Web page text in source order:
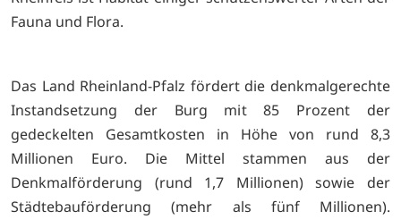
Fauna und Flora.
Das Land Rheinland-Pfalz fördert die denkmalgerechte
Instandsetzung der Burg mit 85 Prozent der
gedeckelten Gesamtkosten in Höhe von rund 8,3
Millionen Euro. Die Mittel stammen aus der
Denkmalförderung (rund 1,7 Millionen) sowie der
Städtebauförderung (mehr als fünf Millionen).